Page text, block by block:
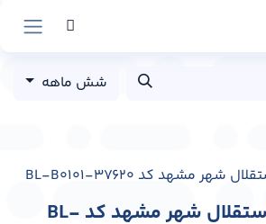
شش ماهه
بیلبورد میدان استقلال شهر مشهد کد BL-